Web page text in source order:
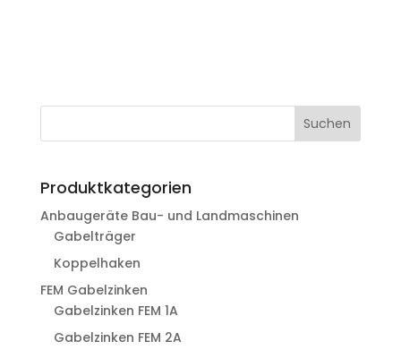
Suchen
Produktkategorien
Anbaugeräte Bau- und Landmaschinen
Gabelträger
Koppelhaken
FEM Gabelzinken
Gabelzinken FEM 1A
Gabelzinken FEM 2A